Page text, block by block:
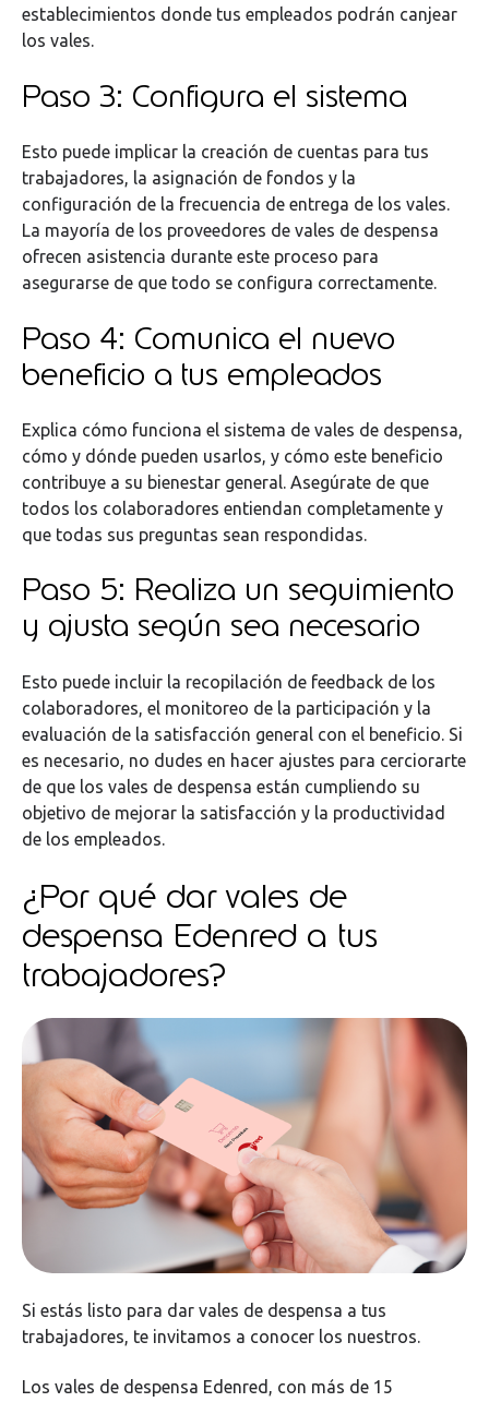
establecimientos donde tus empleados podrán canjear
los vales.
Paso 3: Configura el sistema
Esto puede implicar la creación de cuentas para tus
trabajadores, la asignación de fondos y la
configuración de la frecuencia de entrega de los vales.
La mayoría de los proveedores de vales de despensa
ofrecen asistencia durante este proceso para
asegurarse de que todo se configura correctamente.
Paso 4: Comunica el nuevo
beneficio a tus empleados
Explica cómo funciona el sistema de vales de despensa,
cómo y dónde pueden usarlos, y cómo este beneficio
contribuye a su bienestar general. Asegúrate de que
todos los colaboradores entiendan completamente y
que todas sus preguntas sean respondidas.
Paso 5: Realiza un seguimiento
y ajusta según sea necesario
Esto puede incluir la recopilación de feedback de los
colaboradores, el monitoreo de la participación y la
evaluación de la satisfacción general con el beneficio. Si
es necesario, no dudes en hacer ajustes para cerciorarte
de que los vales de despensa están cumpliendo su
objetivo de mejorar la satisfacción y la productividad
de los empleados.
¿Por qué dar vales de
despensa Edenred a tus
trabajadores?
Si estás listo para dar vales de despensa a tus
trabajadores, te invitamos a conocer los nuestros.
Los vales de despensa Edenred, con más de 15